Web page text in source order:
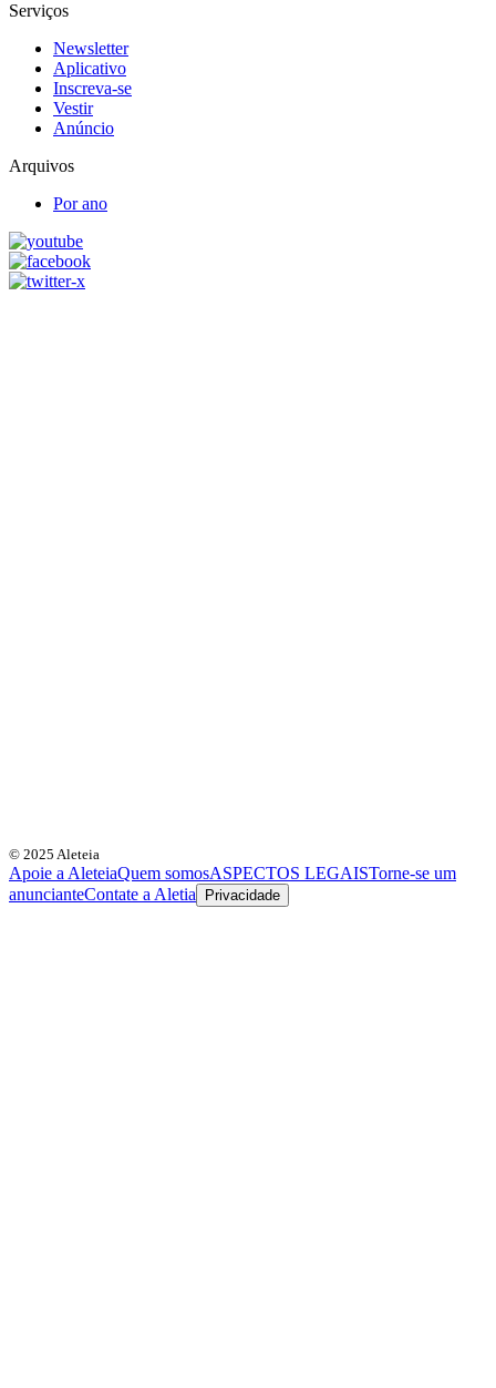
Serviços
Newsletter
Aplicativo
Inscreva-se
Vestir
Anúncio
Arquivos
Por ano
© 2025 Aleteia
Apoie a AleteiaQuem somosASPECTOS LEGAISTorne-se um
anuncianteContate a Aletia Privacidade